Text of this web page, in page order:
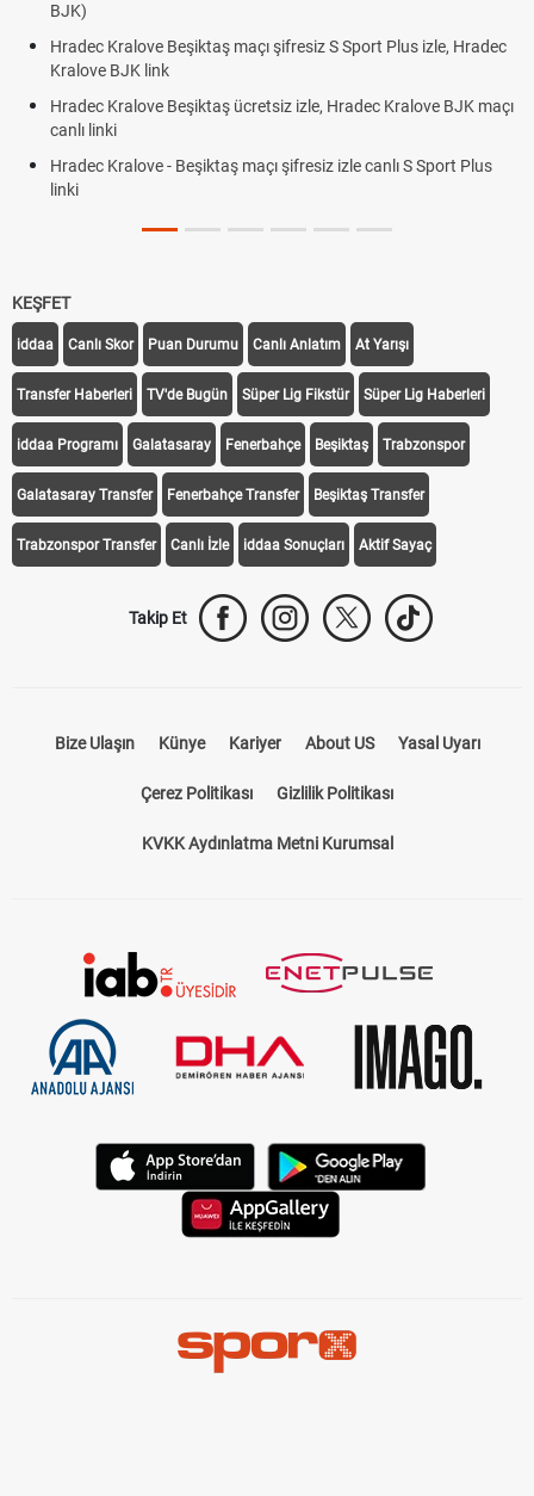
BJK)
Hradec Kralove Beşiktaş maçı şifresiz S Sport Plus izle, Hradec
Kralove BJK link
Hradec Kralove Beşiktaş ücretsiz izle, Hradec Kralove BJK maçı
canlı linki
Hradec Kralove - Beşiktaş maçı şifresiz izle canlı S Sport Plus
linki
KEŞFET
iddaa Canlı Skor Puan Durumu Canlı Anlatım At Yarışı
Transfer Haberleri TV'de Bugün Süper Lig Fikstür Süper Lig Haberleri
iddaa Programı Galatasaray Fenerbahçe Beşiktaş Trabzonspor
Galatasaray Transfer Fenerbahçe Transfer Beşiktaş Transfer
Trabzonspor Transfer Canlı İzle iddaa Sonuçları Aktif Sayaç
Takip Et
Bize Ulaşın Künye Kariyer About US Yasal Uyarı
Çerez Politikası Gizlilik Politikası
KVKK Aydınlatma Metni Kurumsal